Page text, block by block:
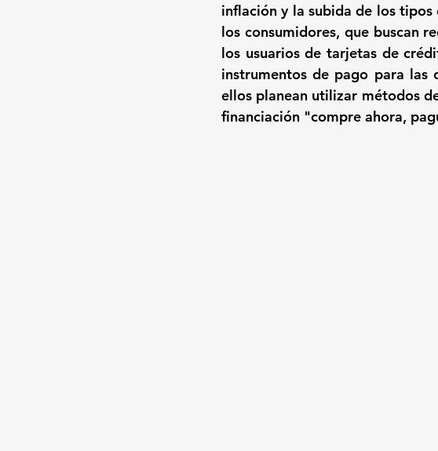
inflación y la subida de los
los consumidores, que buscan
los usuarios de tarjetas de
instrumentos de pago para las
ellos planean utilizar métodos
financiación "compre ahora,